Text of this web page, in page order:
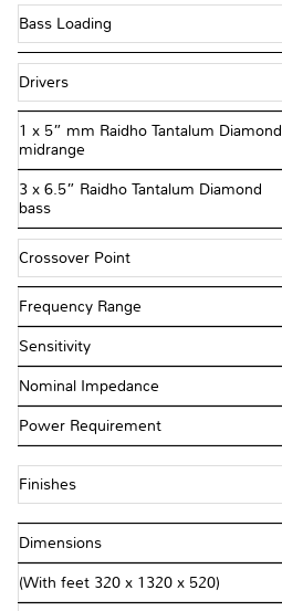
Bass Loading
Drivers
1 x 5” mm Raidho Tantalum Diamond
midrange
3 x 6.5” Raidho Tantalum Diamond
bass
Crossover Point
Frequency Range
Sensitivity
Nominal Impedance
Power Requirement
Finishes
Dimensions
(With feet 320 x 1320 x 520)